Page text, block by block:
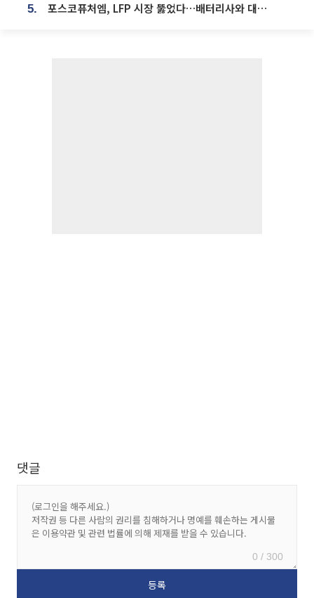
5. 포스코퓨처엠, LFP 시장 뚫었다…배터리사와 대규모 장기 공급 합의
댓글
0 / 300